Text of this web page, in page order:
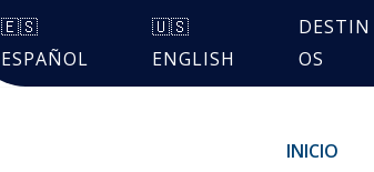
🇪🇸
ESPAÑOL
🇺🇸
ENGLISH
DESTIN
OS
INICIO